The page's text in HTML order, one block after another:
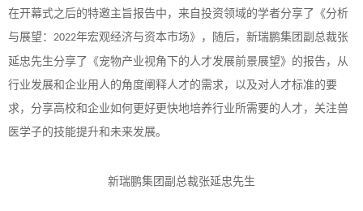
在开幕式之后的特邀主旨报告中，来自投资领域的学者分享了《分析
与展望： 2022年宏观经济与资本市场》，随后，新瑞鹏集团副总裁张
延忠先生分享了《宠物产业视角下的人才发展前景展望》的报告，从
行业发展和企业用人的角度阐释人才的需求，以及对人才标准的要
求，分享高校和企业如何更好更快地培养行业所需要的人才，关注兽
医学子的技能提升和未来发展。
新瑞鹏集团副总裁张延忠先生